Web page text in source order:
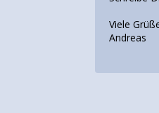
Viele
Andreas